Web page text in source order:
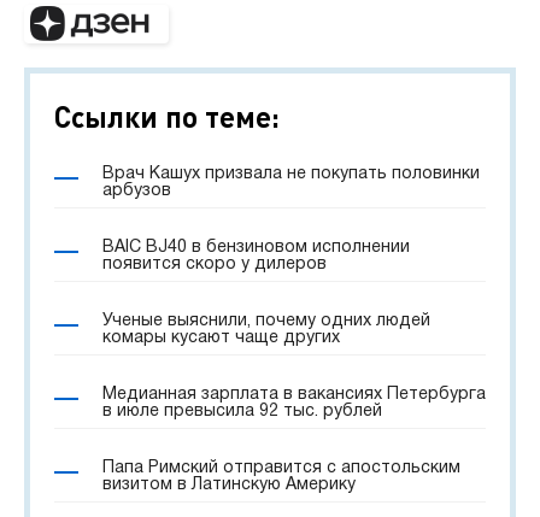
Ссылки по теме:
Врач Кашух призвала не покупать половинки
арбузов
BAIC BJ40 в бензиновом исполнении
появится скоро у дилеров
Ученые выяснили, почему одних людей
комары кусают чаще других
Медианная зарплата в вакансиях Петербурга
в июле превысила 92 тыс. рублей
Папа Римский отправится с апостольским
визитом в Латинскую Америку